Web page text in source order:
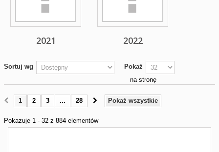
2021 2022
Sortuj wg
Pokaż
na stronę
Pokaż wszystkie
1 2 3 ... 28
Pokazuje 1 - 32 z 884 elementów